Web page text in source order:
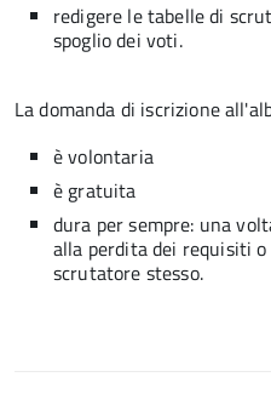
redigere le tabelle di
spoglio dei voti.
La domanda di iscrizione
è volontaria
è gratuita
dura per sempre: una
alla perdita dei requisiti
scrutatore stesso.